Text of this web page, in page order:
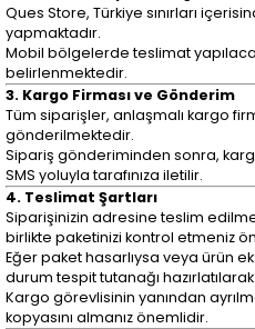
Ques Store, Türkiye sınırları
yapmaktadır.
Mobil bölgelerde teslimat
belirlenmektedir.
3. Kargo Firması ve Gönderim
Tüm siparişler, anlaşmalı kargo
gönderilmektedir.
Sipariş gönderiminden sonra,
SMS yoluyla tarafınıza iletilir.
4. Teslimat Şartları
Siparişinizin adresine teslim
birlikte paketinizi kontrol etmeniz
Eğer paket hasarlıysa veya ürün
durum tespit tutanağı
Kargo görevlisinin yanından
kopyasını almanız önemlidir.